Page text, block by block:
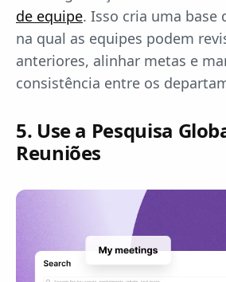
de equipe. Isso cria uma base
na qual as equipes podem
anteriores, alinhar metas e
consistência entre os
5. Use a Pesquisa
Reuniões